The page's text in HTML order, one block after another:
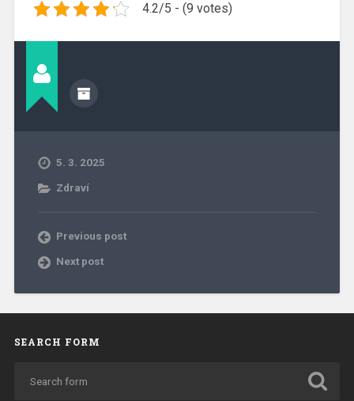
4.2/5 - (9 votes)
5. 3. 2025
Zdraví
Previous post
Next post
SEARCH FORM